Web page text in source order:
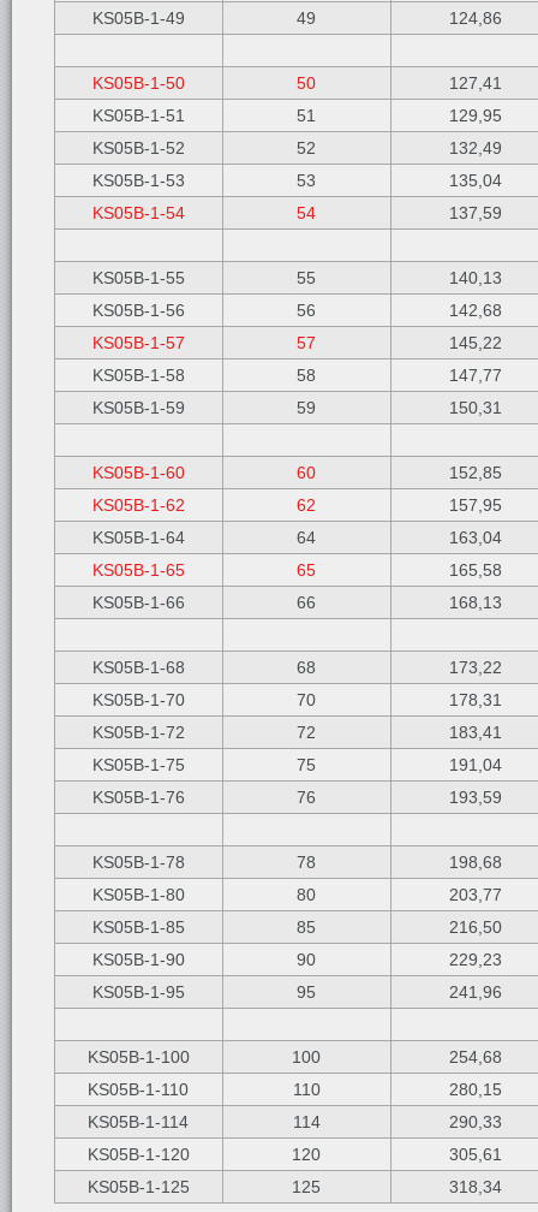
KS05B-1-49 49 124,86
KS05B-1-50 50
127,41
KS05B-1-51
51
129,95
KS05B-1-52
52
132,49
KS05B-1-53
53
135,04
KS05B-1-54
54 137,59
KS05B-1-55 55
140,13
KS05B-1-56
56
142,68
KS05B-1-57
57
145,22
KS05B-1-58
58
147,77
KS05B-1-59
59 150,31
KS05B-1-60 60
152,85
KS05B-1-62
62
157,95
KS05B-1-64
64
163,04
KS05B-1-65
65
165,58
KS05B-1-66
66 168,13
KS05B-1-68 68
173,22
KS05B-1-70
70
178,31
KS05B-1-72
72
183,41
KS05B-1-75
75
191,04
KS05B-1-76
76 193,59
KS05B-1-78 78
198,68
KS05B-1-80
80
203,77
KS05B-1-85
85
216,50
KS05B-1-90
90
229,23
KS05B-1-95
95 241,96
KS05B-1-100 100
254,68
KS05B-1-110
110
280,15
KS05B-1-114
114
290,33
KS05B-1-120
120
305,61
KS05B-1-125
125 318,34